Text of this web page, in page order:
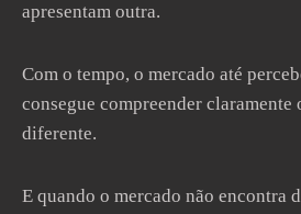
apresentam outra.
Com o tempo, o mercado até
consegue compreender claramente
diferente.
E quando o mercado não encontra